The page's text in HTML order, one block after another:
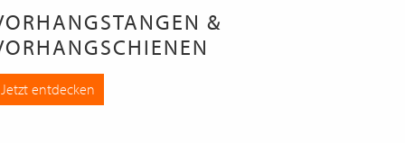
&
Jetzt entdecken